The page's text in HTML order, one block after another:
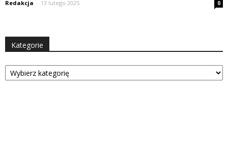
Redakcja - 13 lutego 2025 0
Kategorie
Kategorie